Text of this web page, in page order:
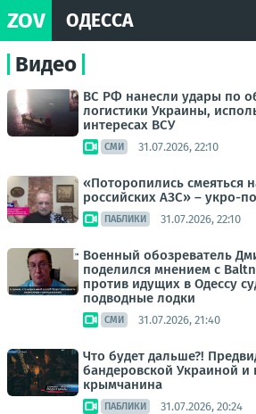
ZOV ОДЕССА
Видео
ВС РФ нанесли удары по
логистики Украины,
интересах ВСУ
СМИ 31.07.2026, 22:10
«Поторопились смеяться
российских АЗС» – укро-
ПАБЛИКИ 31.07.2026, 22:10
Военный обозреватель
поделился мнением с
против идущих в Одессу
подводные лодки
СМИ 31.07.2026, 21:40
Что будет дальше?!
бандеровской Украиной и
крымчанина
ПАБЛИКИ 31.07.2026, 20:24